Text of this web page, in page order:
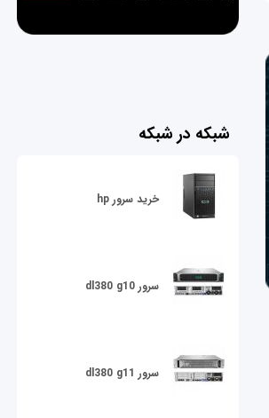
شبکه در شبکه
خرید سرور hp
سرور dl380 g10
سرور dl380 g11